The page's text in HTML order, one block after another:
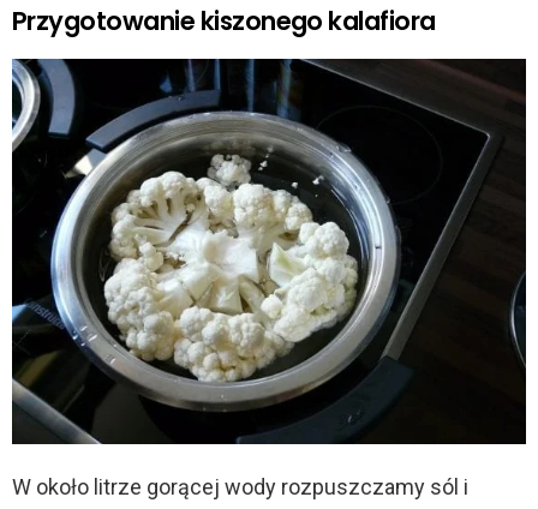
Przygotowanie kiszonego kalafiora
W około litrze gorącej wody rozpuszczamy sól i